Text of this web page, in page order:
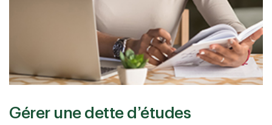
Gérer une dette d’études